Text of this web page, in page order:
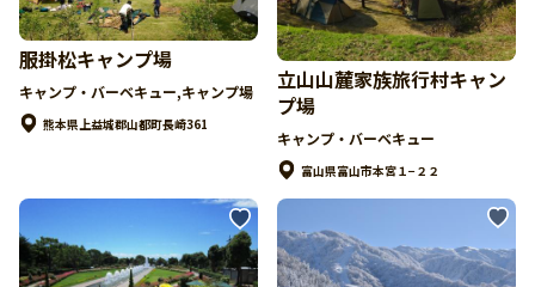
服掛松キャンプ場
キャンプ・バーベキュー,キャンプ場
熊本県上益城郡山都町長崎361
立山山麓家族旅行村キャン
プ場
キャンプ・バーベキュー
富山県富山市本宮１−２２